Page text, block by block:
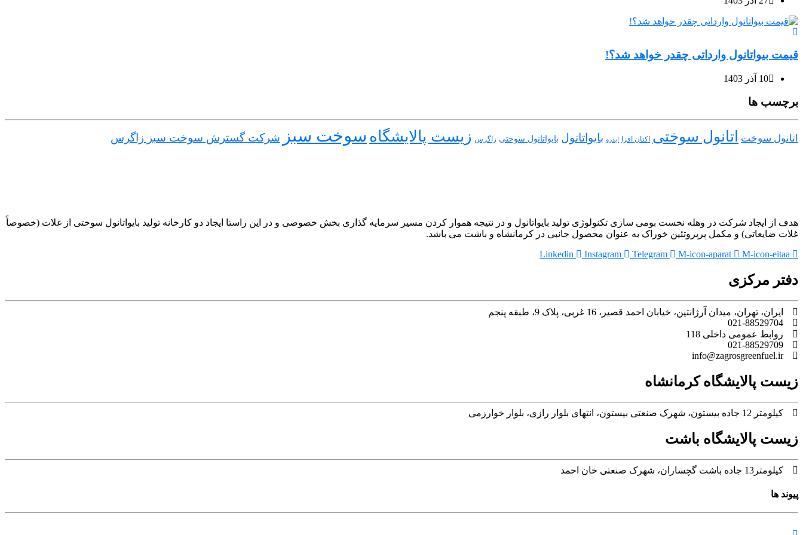
قیمت بیواتانول وارداتی چقدر خواهد شد؟!
10 آذر 1403
برچسب ها
اتانول سوخت اتانول سوختی اکتان افزا ایدرو بایواتانول بایواتانول سوختی زاگرس زیست پالایشگاه سوخت سبز شرکت گسترش سوخت سبز زاگرس
هدف از ایجاد شرکت در وهله نخست بومی سازی تکنولوژی تولید بایواتانول و در نتیجه هموار کردن مسیر سرمایه گذاری بخش خصوصی و در این راستا ایجاد دو کارخانه تولید بایواتانول سوختی از غلات (خصوصاً
غلات ضایعاتی) و مکمل پرپروتئین خوراک به عنوان محصول جانبی در کرمانشاه و باشت می باشد.
Linkedin
Instagram Telegram M-icon-aparat M-icon-eitaa
دفتر مرکزی
ایران، تهران، میدان آرژانتین، خیابان احمد قصیر، 16 غربی، پلاک 9، طبقه پنجم
021-88529704
روابط عمومی داخلی 118
021-88529709
info@zagrosgreenfuel.ir​
زیست پالایشگاه کرمانشاه
کیلومتر 12 جاده بیستون، شهرک صنعتی بیستون، انتهای بلوار رازی، بلوار خوارزمی
زیست پالایشگاه باشت
کیلومتر13 جاده باشت گچساران، شهرک صنعتی خان احمد
پیوند ها